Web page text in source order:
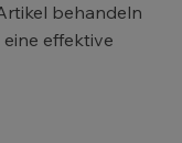
behandeln
eine effektive